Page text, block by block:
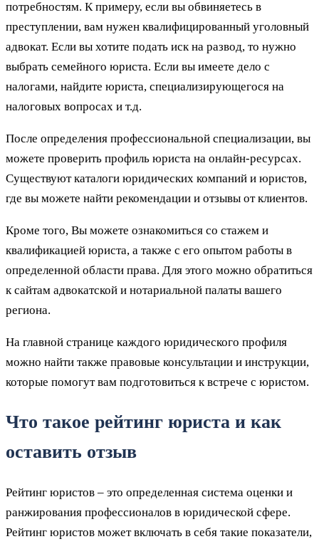
потребностям. К примеру, если вы обвиняетесь в
преступлении, вам нужен квалифицированный уголовный
адвокат. Если вы хотите подать иск на развод, то нужно
выбрать семейного юриста. Если вы имеете дело с
налогами, найдите юриста, специализирующегося на
налоговых вопросах и т.д.
После определения профессиональной специализации, вы
можете проверить профиль юриста на онлайн-ресурсах.
Существуют каталоги юридических компаний и юристов,
где вы можете найти рекомендации и отзывы от клиентов.
Кроме того, Вы можете ознакомиться со стажем и
квалификацией юриста, а также с его опытом работы в
определенной области права. Для этого можно обратиться
к сайтам адвокатской и нотариальной палаты вашего
региона.
На главной странице каждого юридического профиля
можно найти также правовые консультации и инструкции,
которые помогут вам подготовиться к встрече с юристом.
Что такое рейтинг юриста и как
оставить отзыв
Рейтинг юристов – это определенная система оценки и
ранжирования профессионалов в юридической сфере.
Рейтинг юристов может включать в себя такие показатели,